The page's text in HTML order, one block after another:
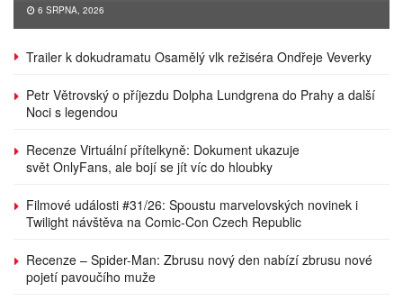
6 SRPNA, 2026
Trailer k dokudramatu Osamělý vlk režiséra Ondřeje Veverky
Petr Větrovský o příjezdu Dolpha Lundgrena do Prahy a další
Noci s legendou
Recenze Virtuální přítelkyně: Dokument ukazuje
svět OnlyFans, ale bojí se jít víc do hloubky
Filmové události #31/26: Spoustu marvelovských novinek i
Twilight návštěva na Comic-Con Czech Republic
Recenze – Spider-Man: Zbrusu nový den nabízí zbrusu nové
pojetí pavoučího muže